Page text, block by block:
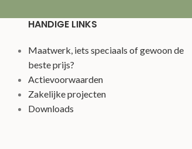
HANDIGE LINKS
Maatwerk, iets speciaals of gewoon de
beste prijs?
Actievoorwaarden
Zakelijke projecten
Downloads